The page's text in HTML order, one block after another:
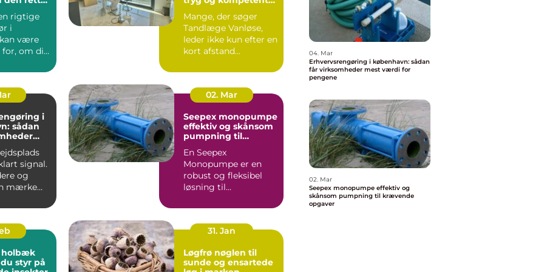
rigtige
i
være
for, om dit
Mange, der søger
Tandlæge Vanløse,
leder ikke kun efter en
kort afstand
også have ...
i
sådan
signal.
og
mærke
02. Mar
Seepex monopumpe
effektiv og skånsom
pumpning til
En Seepex
Monopumpe er en
robust og fleksibel
løsning til
arbejder med
tyktflydend...
styr på
31. Jan
Løgfrø nøglen til
sunde og ensartede
04. Mar
Erhvervsrengøring i københavn: sådan
får virksomheder mest værdi for
pengene
02. Mar
Seepex monopumpe effektiv og
skånsom pumpning til krævende
opgaver